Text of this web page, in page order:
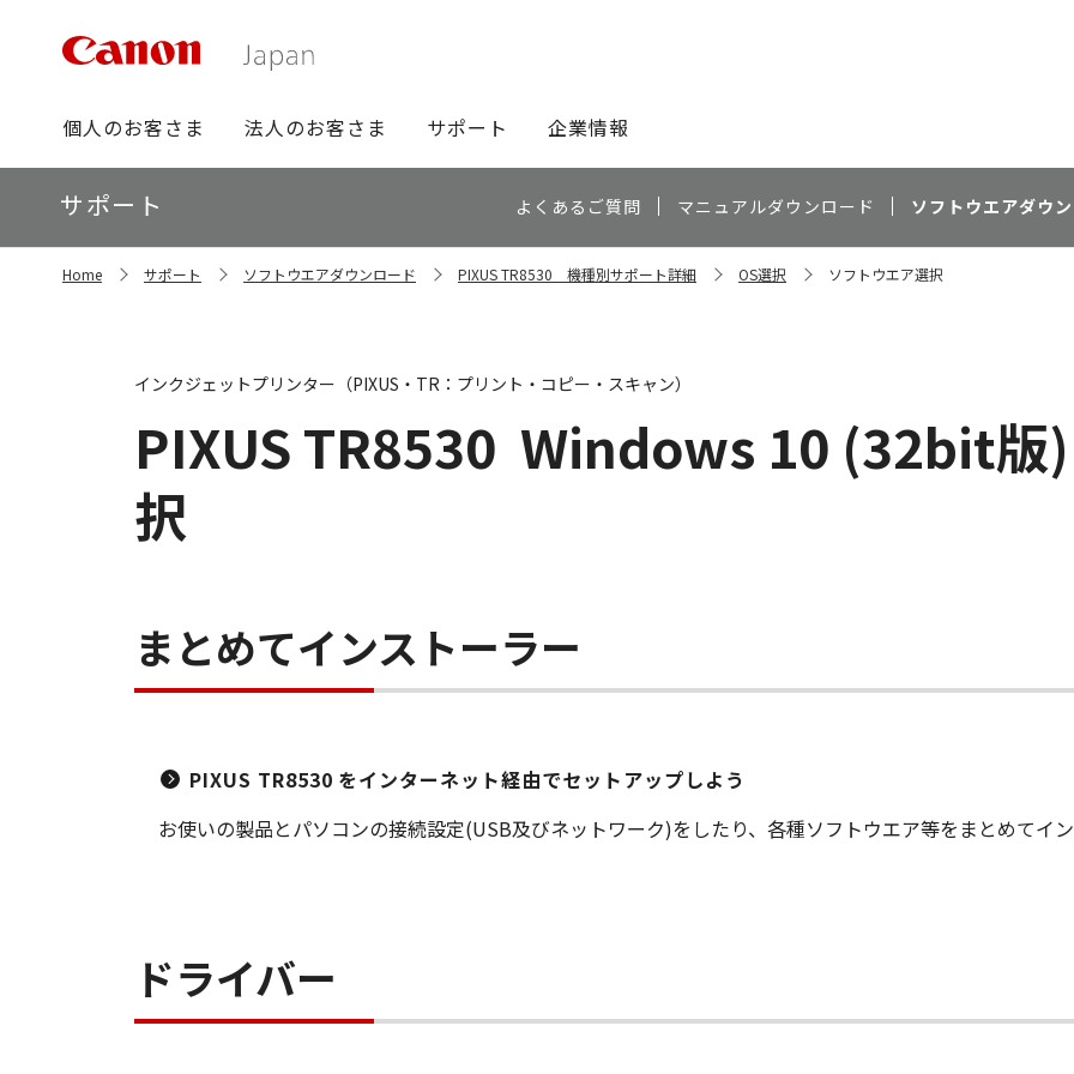
グ
ロ
ー
バ
ビ
個人のお客さま 法人のお客さま サポート 企業情報
ロ
ー
カ
ル
サポート よくあるご質問 マニュアルダウンロード ソフトウエアダウ
Home サポート ソフトウエアダウンロード PIXUS TR8530 機種別サポート詳細 OS選択 ソフトウエア選択
PIXUS TR8530 Windows 10 (32bit版)
択
インクジェットプリンター（PIXUS・TR：プリント・コピー・スキャン）
まとめてインストーラー
PIXUS TR8530 をインターネット経由でセットアップしよう
お使いの製品とパソコンの接続設定(USB及びネットワーク)をしたり、各種ソフトウエア等をまとめてイ
ドライバー